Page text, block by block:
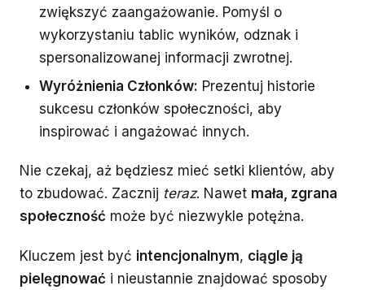
zwiększyć zaangażowanie. Pomyśl o
wykorzystaniu tablic wyników, odznak i
spersonalizowanej informacji zwrotnej.
Wyróżnienia Członków: Prezentuj historie
sukcesu członków społeczności, aby
inspirować i angażować innych.
Nie czekaj, aż będziesz mieć setki klientów, aby
to zbudować. Zacznij teraz. Nawet mała, zgrana
społeczność może być niezwykle potężna.
Kluczem jest być intencjonalnym, ciągle ją
pielęgnować i nieustannie znajdować sposoby